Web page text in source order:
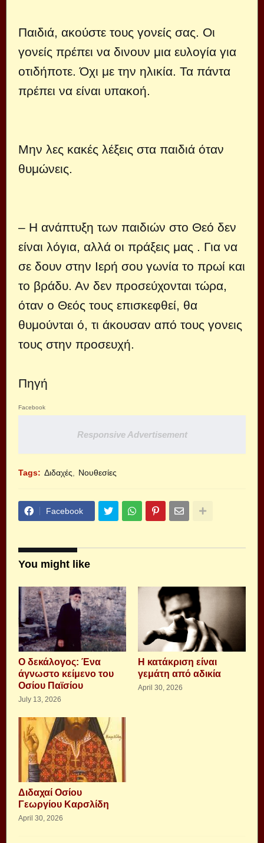
Παιδιά, ακούστε τους γονείς σας. Οι
γονείς πρέπει να δινουν μια ευλογία για
οτιδήποτε. Όχι με την ηλικία. Τα πάντα
πρέπει να είναι υπακοή.
Μην λες κακές λέξεις στα παιδιά όταν
θυμώνεις.
– Η ανάπτυξη των παιδιών στο Θεό δεν
είναι λόγια, αλλά οι πράξεις μας . Για να
σε δουν στην Ιερή σου γωνία το πρωί και
το βράδυ. Αν δεν προσεύχονται τώρα,
όταν ο Θεός τους επισκεφθεί, θα
θυμούνται ό, τι άκουσαν από τους γονεις
τους στην προσευχή.
Πηγή
Facebook
Responsive Advertisement
Tags: Διδαχές Νουθεσίες
Facebook
You might like
Ο δεκάλογος: Ένα
άγνωστο κείμενο του
Οσίου Παϊσίου
July 13, 2026
Η κατάκριση είναι
γεμάτη από αδικία
April 30, 2026
Διδαχαί Οσίου
Γεωργίου Καρσλίδη
April 30, 2026